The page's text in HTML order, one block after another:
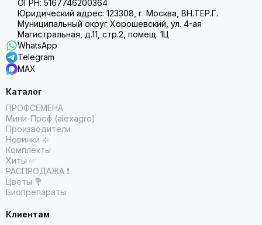
ОГРН: 5167746200364
Юридический адрес: 123308, г. Москва, ВН.ТЕР.Г.
Муниципальный округ Хорошевский, ул. 4-ая
Магистральная, д.11, стр.2, помещ. 1Ц
WhatsApp
Telegram
MAX
Каталог
ПРОФСЕМЕНА
Мини-Проф (alexagro)
Производители
Новинки ❇️
Комплекты
Хиты ✅
РАСПРОДАЖА ❗️
Цветы 💐
Биопрепараты
Клиентам